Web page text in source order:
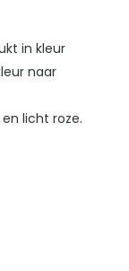
in kleur
naar
licht roze.